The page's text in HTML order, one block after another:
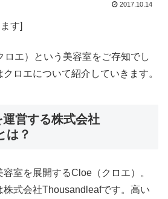
2017.10.14
す]
ロエ）という美容室をご存知でし
ロエについて紹介していきます。
営する株式会社
は？
室を展開するCloe（クロエ）。
株式会社Thousandleafです。高い